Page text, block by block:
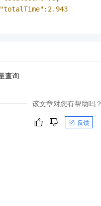
"totalTime" : 2.943
查询
该文章对您有帮助吗？
反馈